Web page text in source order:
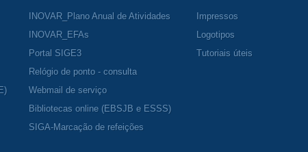
INOVAR_Plano Anual de Atividades
INOVAR_EFAs
Portal SIGE3
Relógio de ponto - consulta
Webmail de serviço
Bibliotecas online (EBSJB e ESSS)
SIGA-Marcação de refeições
Impressos
Logotipos
Tutoriais úteis